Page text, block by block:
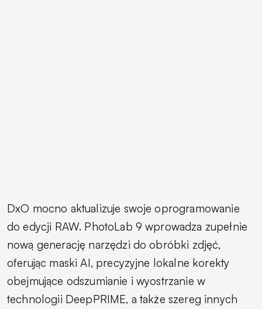
DxO mocno aktualizuje swoje oprogramowanie
do edycji RAW. PhotoLab 9 wprowadza zupełnie
nową generację narzędzi do obróbki zdjęć,
oferując maski AI, precyzyjne lokalne korekty
obejmujące odszumianie i wyostrzanie w
technologii DeepPRIME, a także szereg innych